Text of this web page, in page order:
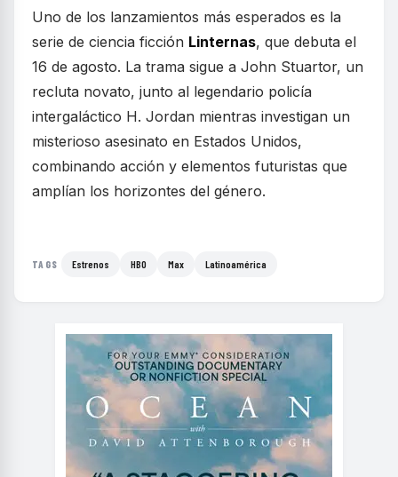
Uno de los lanzamientos más esperados es la
serie de ciencia ficción Linternas, que debuta el
16 de agosto. La trama sigue a John Stuartor, un
recluta novato, junto al legendario policía
intergaláctico H. Jordan mientras investigan un
misterioso asesinato en Estados Unidos,
combinando acción y elementos futuristas que
amplían los horizontes del género.
TAGS Estrenos HBO Max Latinoamérica